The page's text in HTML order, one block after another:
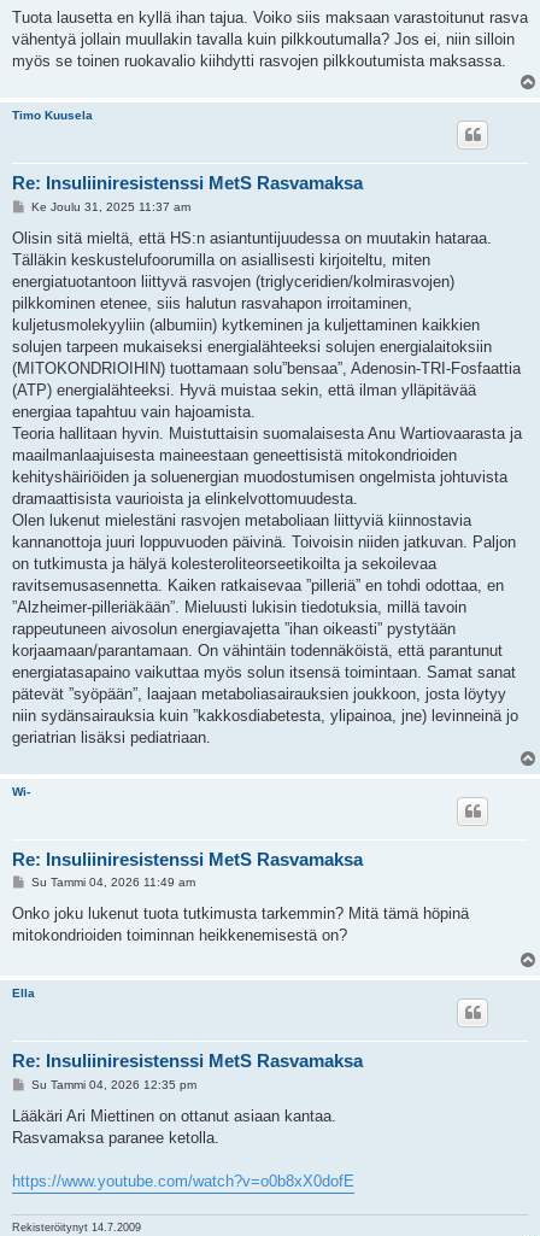
i
Tuota lausetta en kyllä ihan tajua. Voiko siis maksaan varastoitunut rasva
vähentyä jollain muullakin tavalla kuin pilkkoutumalla? Jos ei, niin silloin
myös se toinen ruokavalio kiihdytti rasvojen pilkkoutumista maksassa.
Timo Kuusela
Re: Insuliiniresistenssi MetS Rasvamaksa
V
e
t
i
Ke Joulu 31, 2025 11:37 am
Olisin sitä mieltä, että HS:n asiantuntijuudessa on muutakin hataraa.
Tälläkin keskustelufoorumilla on asiallisesti kirjoiteltu, miten
energiatuotantoon liittyvä rasvojen (triglyceridien/kolmirasvojen)
pilkkominen etenee, siis halutun rasvahapon irroitaminen,
kuljetusmolekyyliin (albumiin) kytkeminen ja kuljettaminen kaikkien
solujen tarpeen mukaiseksi energialähteeksi solujen energialaitoksiin
(MITOKONDRIOIHIN) tuottamaan solu”bensaa”, Adenosin-TRI-Fosfaattia
(ATP) energialähteeksi. Hyvä muistaa sekin, että ilman ylläpitävää
energiaa tapahtuu vain hajoamista.
Teoria hallitaan hyvin. Muistuttaisin suomalaisesta Anu Wartiovaarasta ja
maailmanlaajuisesta maineestaan geneettisistä mitokondrioiden
kehityshäiriöiden ja soluenergian muodostumisen ongelmista johtuvista
dramaattisista vaurioista ja elinkelvottomuudesta.
Olen lukenut mielestäni rasvojen metaboliaan liittyviä kiinnostavia
kannanottoja juuri loppuvuoden päivinä. Toivoisin niiden jatkuvan. Paljon
on tutkimusta ja hälyä kolesteroliteorseetikoilta ja sekoilevaa
ravitsemusasennetta. Kaiken ratkaisevaa ”pilleriä” en tohdi odottaa, en
”Alzheimer-pilleriäkään”. Mieluusti lukisin tiedotuksia, millä tavoin
rappeutuneen aivosolun energiavajetta ”ihan oikeasti” pystytään
korjaamaan/parantamaan. On vähintäin todennäköistä, että parantunut
energiatasapaino vaikuttaa myös solun itsensä toimintaan. Samat sanat
pätevät ”syöpään”, laajaan metaboliasairauksien joukkoon, josta löytyy
niin sydänsairauksia kuin ”kakkosdiabetesta, ylipainoa, jne) levinneinä jo
geriatrian lisäksi pediatriaan.
Wi-
Re: Insuliiniresistenssi MetS Rasvamaksa
V
e
t
Su Tammi 04, 2026 11:49 am
Onko joku lukenut tuota tutkimusta tarkemmin? Mitä tämä höpinä
mitokondrioiden toiminnan heikkenemisestä on?
Ella
Re: Insuliiniresistenssi MetS Rasvamaksa
V
e
t
Su Tammi 04, 2026 12:35 pm
Lääkäri Ari Miettinen on ottanut asiaan kantaa.
Rasvamaksa paranee ketolla.
https://www.youtube.com/watch?v=o0b8xX0dofE
Rekisteröitynyt 14.7.2009